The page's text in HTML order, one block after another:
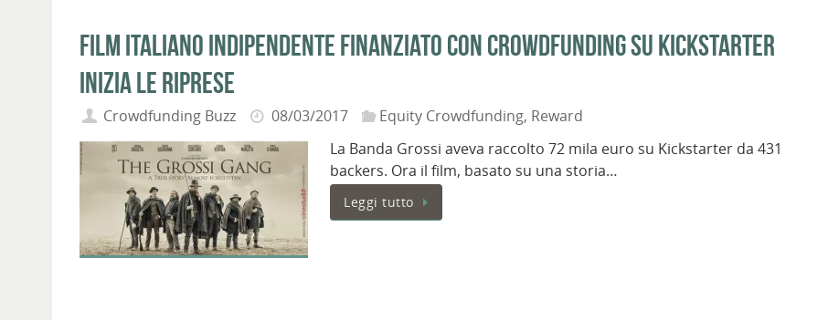
Film italiano indipendente finanziato con crowdfunding su Kickstarter
inizia le riprese
Crowdfunding Buzz 08/03/2017 Equity Crowdfunding, Reward
La Banda Grossi aveva raccolto 72 mila euro su Kickstarter da 431
backers. Ora il film, basato su una storia…
Leggi tutto